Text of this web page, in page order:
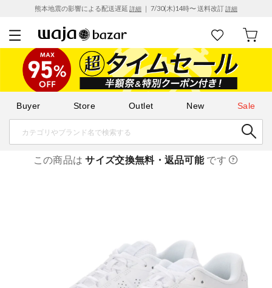
熊本地震の影響による配送遅延 詳細 ｜ 7/30(木)14時〜 送料改訂詳細
Buyer Store Outlet New Sale
この商品はサイズ交換無料・返品可能です